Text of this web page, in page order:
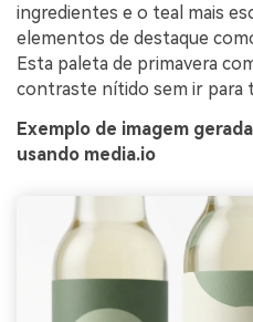
ingredientes e o teal mais
elementos de destaque
Esta paleta de primavera
contraste nítido sem ir para
Exemplo de imagem
usando media.io